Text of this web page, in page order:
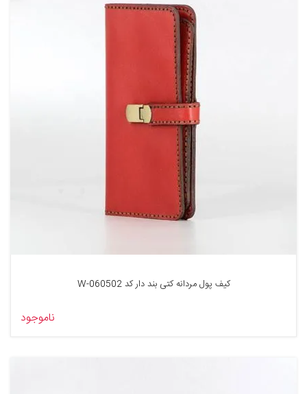
کیف پول مردانه کتی بند دار کد 060502-W
ناموجود